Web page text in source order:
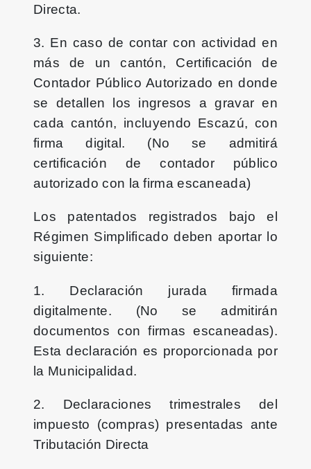
Directa.
3. En caso de contar con actividad en
más de un cantón, Certificación de
Contador Público Autorizado en donde
se detallen los ingresos a gravar en
cada cantón, incluyendo Escazú, con
firma digital. (No se admitirá
certificación de contador público
autorizado con la firma escaneada)
Los patentados registrados bajo el
Régimen Simplificado deben aportar lo
siguiente:
1. Declaración jurada firmada
digitalmente. (No se admitirán
documentos con firmas escaneadas).
Esta declaración es proporcionada por
la Municipalidad.
2. Declaraciones trimestrales del
impuesto (compras) presentadas ante
Tributación Directa